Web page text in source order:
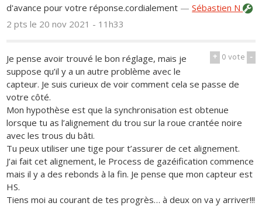
d'avance pour votre réponse.cordialement —Sébastien N
2 ptsle 20 nov 2021 - 11h33
+ 0vote -
Je pense avoir trouvé le bon réglage, mais je
suppose qu’il y a un autre problème avec le
capteur. Je suis curieux de voir comment cela se passe de
votre côté.
Mon hypothèse est que la synchronisation est obtenue
lorsque tu as l’alignement du trou sur la roue crantée noire
avec les trous du bâti.
Tu peux utiliser une tige pour t’assurer de cet alignement.
J’ai fait cet alignement, le Process de gazéification commence
mais il y a des rebonds à la fin. Je pense que mon capteur est
HS.
Tiens moi au courant de tes progrès… à deux on va y arriver!!!